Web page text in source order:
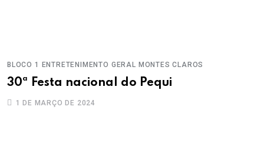
BLOCO 1 ENTRETENIMENTO GERAL MONTES CLAROS
30ª Festa nacional do Pequi
1 DE MARÇO DE 2024